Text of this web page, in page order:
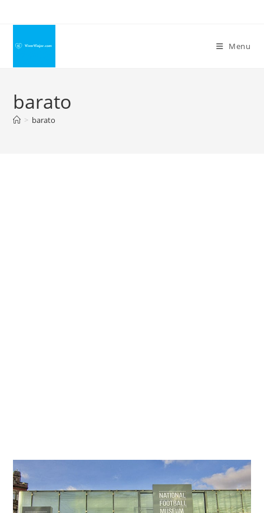
conteúdo
Menu
barato
> barato